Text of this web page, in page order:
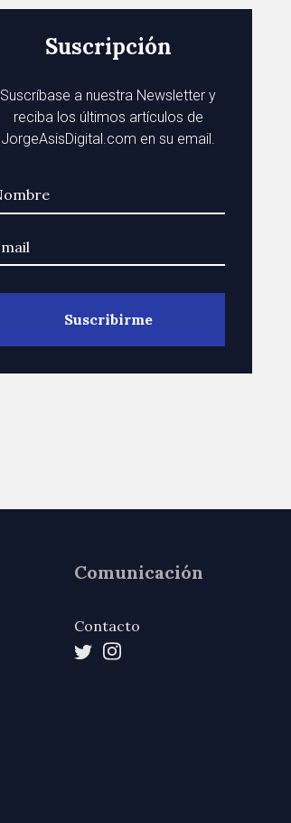
Suscripción
Suscríbase a nuestra Newsletter y
reciba los últimos artículos de
JorgeAsisDigital.com en su email.
Comunicación
Contacto